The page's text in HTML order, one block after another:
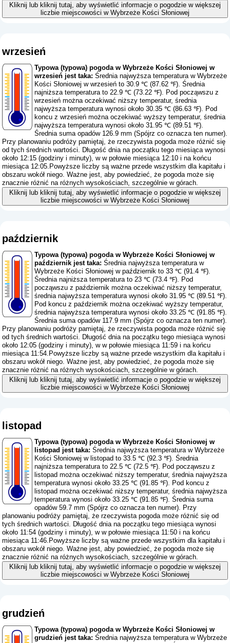
Kliknij lub kliknij tutaj, aby wyświetlić informacje o pogodzie w większej
liczbie miejscowości w Wybrzeże Kości Słoniowej
wrzesień
Typowa (typowa) pogoda w Wybrzeże Kości Słoniowej w
wrzesień jest taka: Średnia najwyższa temperatura w Wybrzeże
Kości Słoniowej w wrzesień to 30.9 ℃ (87.62 ℉). Średnia
najniższa temperatura to 22.9 ℃ (73.22 ℉). Pod począwszu z
wrzesień można oczekiwać niższy temperatur, średnia
najwyższa temperatura wynosi około 30.35 ℃ (86.63 ℉). Pod
koncu z wrzesień można oczekiwać wyższy temperatur, średnia
najwyższa temperatura wynosi około 31.95 ℃ (89.51 ℉).
Średnia suma opadów 126.9 mm (Spójrz co oznacza ten numer).
Przy planowaniu podróży pamiętaj, że rzeczywista pogoda może różnić się
od tych średnich wartości. Długość dnia na początku tego miesiąca wynosi
około 12:15 (godziny i minuty), w w połowie miesiąca 12:10 i na końcu
miesiąca 12:05.Powyższe liczby są ważne przede wszystkim dla kapitału i
obszaru wokół niego. Ważne jest, aby powiedzieć, że pogoda może się
znacznie różnić na różnych wysokościach, szczególnie w górach.
Kliknij lub kliknij tutaj, aby wyświetlić informacje o pogodzie w większej
liczbie miejscowości w Wybrzeże Kości Słoniowej
październik
Typowa (typowa) pogoda w Wybrzeże Kości Słoniowej w
październik jest taka: Średnia najwyższa temperatura w
Wybrzeże Kości Słoniowej w październik to 33 ℃ (91.4 ℉).
Średnia najniższa temperatura to 23 ℃ (73.4 ℉). Pod
począwszu z październik można oczekiwać niższy temperatur,
średnia najwyższa temperatura wynosi około 31.95 ℃ (89.51 ℉).
Pod koncu z październik można oczekiwać wyższy temperatur,
średnia najwyższa temperatura wynosi około 33.25 ℃ (91.85 ℉).
Średnia suma opadów 117.9 mm (Spójrz co oznacza ten numer).
Przy planowaniu podróży pamiętaj, że rzeczywista pogoda może różnić się
od tych średnich wartości. Długość dnia na początku tego miesiąca wynosi
około 12:05 (godziny i minuty), w w połowie miesiąca 11:59 i na końcu
miesiąca 11:54.Powyższe liczby są ważne przede wszystkim dla kapitału i
obszaru wokół niego. Ważne jest, aby powiedzieć, że pogoda może się
znacznie różnić na różnych wysokościach, szczególnie w górach.
Kliknij lub kliknij tutaj, aby wyświetlić informacje o pogodzie w większej
liczbie miejscowości w Wybrzeże Kości Słoniowej
listopad
Typowa (typowa) pogoda w Wybrzeże Kości Słoniowej w
listopad jest taka: Średnia najwyższa temperatura w Wybrzeże
Kości Słoniowej w listopad to 33.5 ℃ (92.3 ℉). Średnia
najniższa temperatura to 22.5 ℃ (72.5 ℉). Pod począwszu z
listopad można oczekiwać niższy temperatur, średnia najwyższa
temperatura wynosi około 33.25 ℃ (91.85 ℉). Pod koncu z
listopad można oczekiwać niższy temperatur, średnia najwyższa
temperatura wynosi około 33.25 ℃ (91.85 ℉). Średnia suma
opadów 59.7 mm (Spójrz co oznacza ten numer). Przy
planowaniu podróży pamiętaj, że rzeczywista pogoda może różnić się od
tych średnich wartości. Długość dnia na początku tego miesiąca wynosi
około 11:54 (godziny i minuty), w w połowie miesiąca 11:50 i na końcu
miesiąca 11:46.Powyższe liczby są ważne przede wszystkim dla kapitału i
obszaru wokół niego. Ważne jest, aby powiedzieć, że pogoda może się
znacznie różnić na różnych wysokościach, szczególnie w górach.
Kliknij lub kliknij tutaj, aby wyświetlić informacje o pogodzie w większej
liczbie miejscowości w Wybrzeże Kości Słoniowej
grudzień
Typowa (typowa) pogoda w Wybrzeże Kości Słoniowej w
grudzień jest taka: Średnia najwyższa temperatura w Wybrzeże